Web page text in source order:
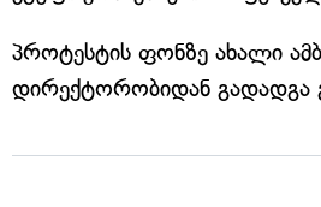
პროტესტის ფონზე ახალი
დირექტორობიდან გადადგა